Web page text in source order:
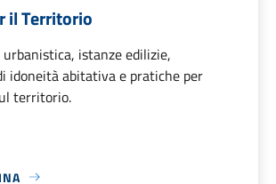
il Territorio
istanze edilizie,
idoneità abitativa e pratiche per
territorio.